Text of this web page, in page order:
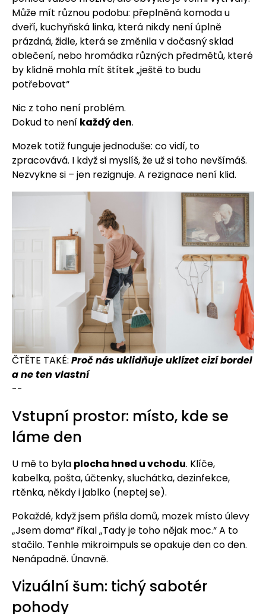
Může mít různou podobu: přeplněná komoda u
dveří, kuchyňská linka, která nikdy není úplně
prázdná, židle, která se změnila v dočasný sklad
oblečení, nebo hromádka různých předmětů, které
by klidně mohla mít štítek „ještě to budu
potřebovat“
Nic z toho není problém.
Dokud to není každý den.
Mozek totiž funguje jednoduše: co vidí, to
zpracovává. I když si myslíš, že už si toho nevšímáš.
Nezvykne si – jen rezignuje. A rezignace není klid.
ČTĚTE TAKÉ: Proč nás uklidňuje uklízet cizí bordel
a ne ten vlastní
--
Vstupní prostor: místo, kde se
láme den
U mě to byla plocha hned u vchodu. Klíče,
kabelka, pošta, účtenky, sluchátka, dezinfekce,
rtěnka, někdy i jablko (neptej se).
Pokaždé, když jsem přišla domů, mozek místo úlevy
„Jsem doma“ říkal „Tady je toho nějak moc.“ A to
stačilo. Tenhle mikroimpuls se opakuje den co den.
Nenápadně. Únavně.
Vizuální šum: tichý sabotér
pohody